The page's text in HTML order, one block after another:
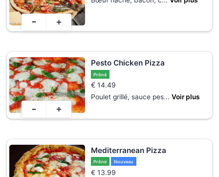
- +
Pesto Chicken Pizza
Prôné
€ 14.49
Poulet grillé, sauce pes... Voir plus
- +
Mediterranean Pizza
Prôné Nouveau
€ 13.99